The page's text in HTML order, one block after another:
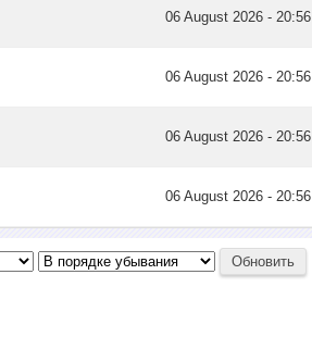
06 August 2026 - 20:56
06 August 2026 - 20:56
06 August 2026 - 20:56
06 August 2026 - 20:56